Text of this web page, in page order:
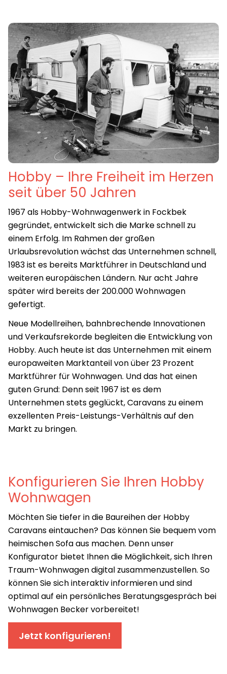
Hobby – Ihre Freiheit im Herzen
seit über 50 Jahren
1967 als Hobby-Wohnwagenwerk in Fockbek
gegründet, entwickelt sich die Marke schnell zu
einem Erfolg. Im Rahmen der großen
Urlaubsrevolution wächst das Unternehmen schnell,
1983 ist es bereits Marktführer in Deutschland und
weiteren europäischen Ländern. Nur acht Jahre
später wird bereits der 200.000 Wohnwagen
gefertigt.
Neue Modellreihen, bahnbrechende Innovationen
und Verkaufsrekorde begleiten die Entwicklung von
Hobby. Auch heute ist das Unternehmen mit einem
europaweiten Marktanteil von über 23 Prozent
Marktführer für Wohnwagen. Und das hat einen
guten Grund: Denn seit 1967 ist es dem
Unternehmen stets geglückt, Caravans zu einem
exzellenten Preis-Leistungs-Verhältnis auf den
Markt zu bringen.
Konfigurieren Sie Ihren Hobby
Wohnwagen
Möchten Sie tiefer in die Baureihen der Hobby
Caravans eintauchen? Das können Sie bequem vom
heimischen Sofa aus machen. Denn unser
Konfigurator bietet Ihnen die Möglichkeit, sich Ihren
Traum-Wohnwagen digital zusammenzustellen. So
können Sie sich interaktiv informieren und sind
optimal auf ein persönliches Beratungsgespräch bei
Wohnwagen Becker vorbereitet!
Jetzt konfigurieren!